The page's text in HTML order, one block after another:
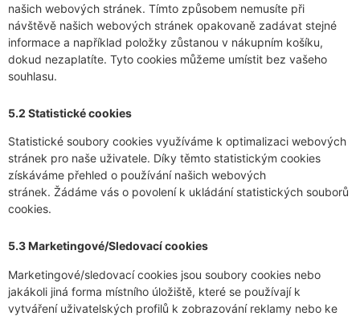
našich webových stránek. Tímto způsobem nemusíte při
návštěvě našich webových stránek opakovaně zadávat stejné
informace a například položky zůstanou v nákupním košíku,
dokud nezaplatíte. Tyto cookies můžeme umístit bez vašeho
souhlasu.
5.2 Statistické cookies
Statistické soubory cookies využíváme k optimalizaci webových
stránek pro naše uživatele. Díky těmto statistickým cookies
získáváme přehled o používání našich webových
stránek. Žádáme vás o povolení k ukládání statistických souborů
cookies.
5.3 Marketingové/Sledovací cookies
Marketingové/sledovací cookies jsou soubory cookies nebo
jakákoli jiná forma místního úložiště, které se používají k
vytváření uživatelských profilů k zobrazování reklamy nebo ke